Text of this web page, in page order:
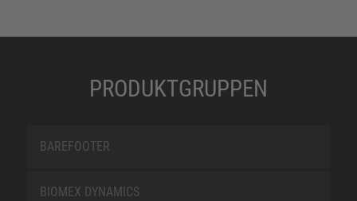
PRODUKTGRUPPEN
BAREFOOTER
BIOMEX DYNAMICS